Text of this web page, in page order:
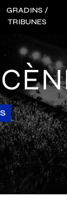
GRADINS /
TRIBUNES